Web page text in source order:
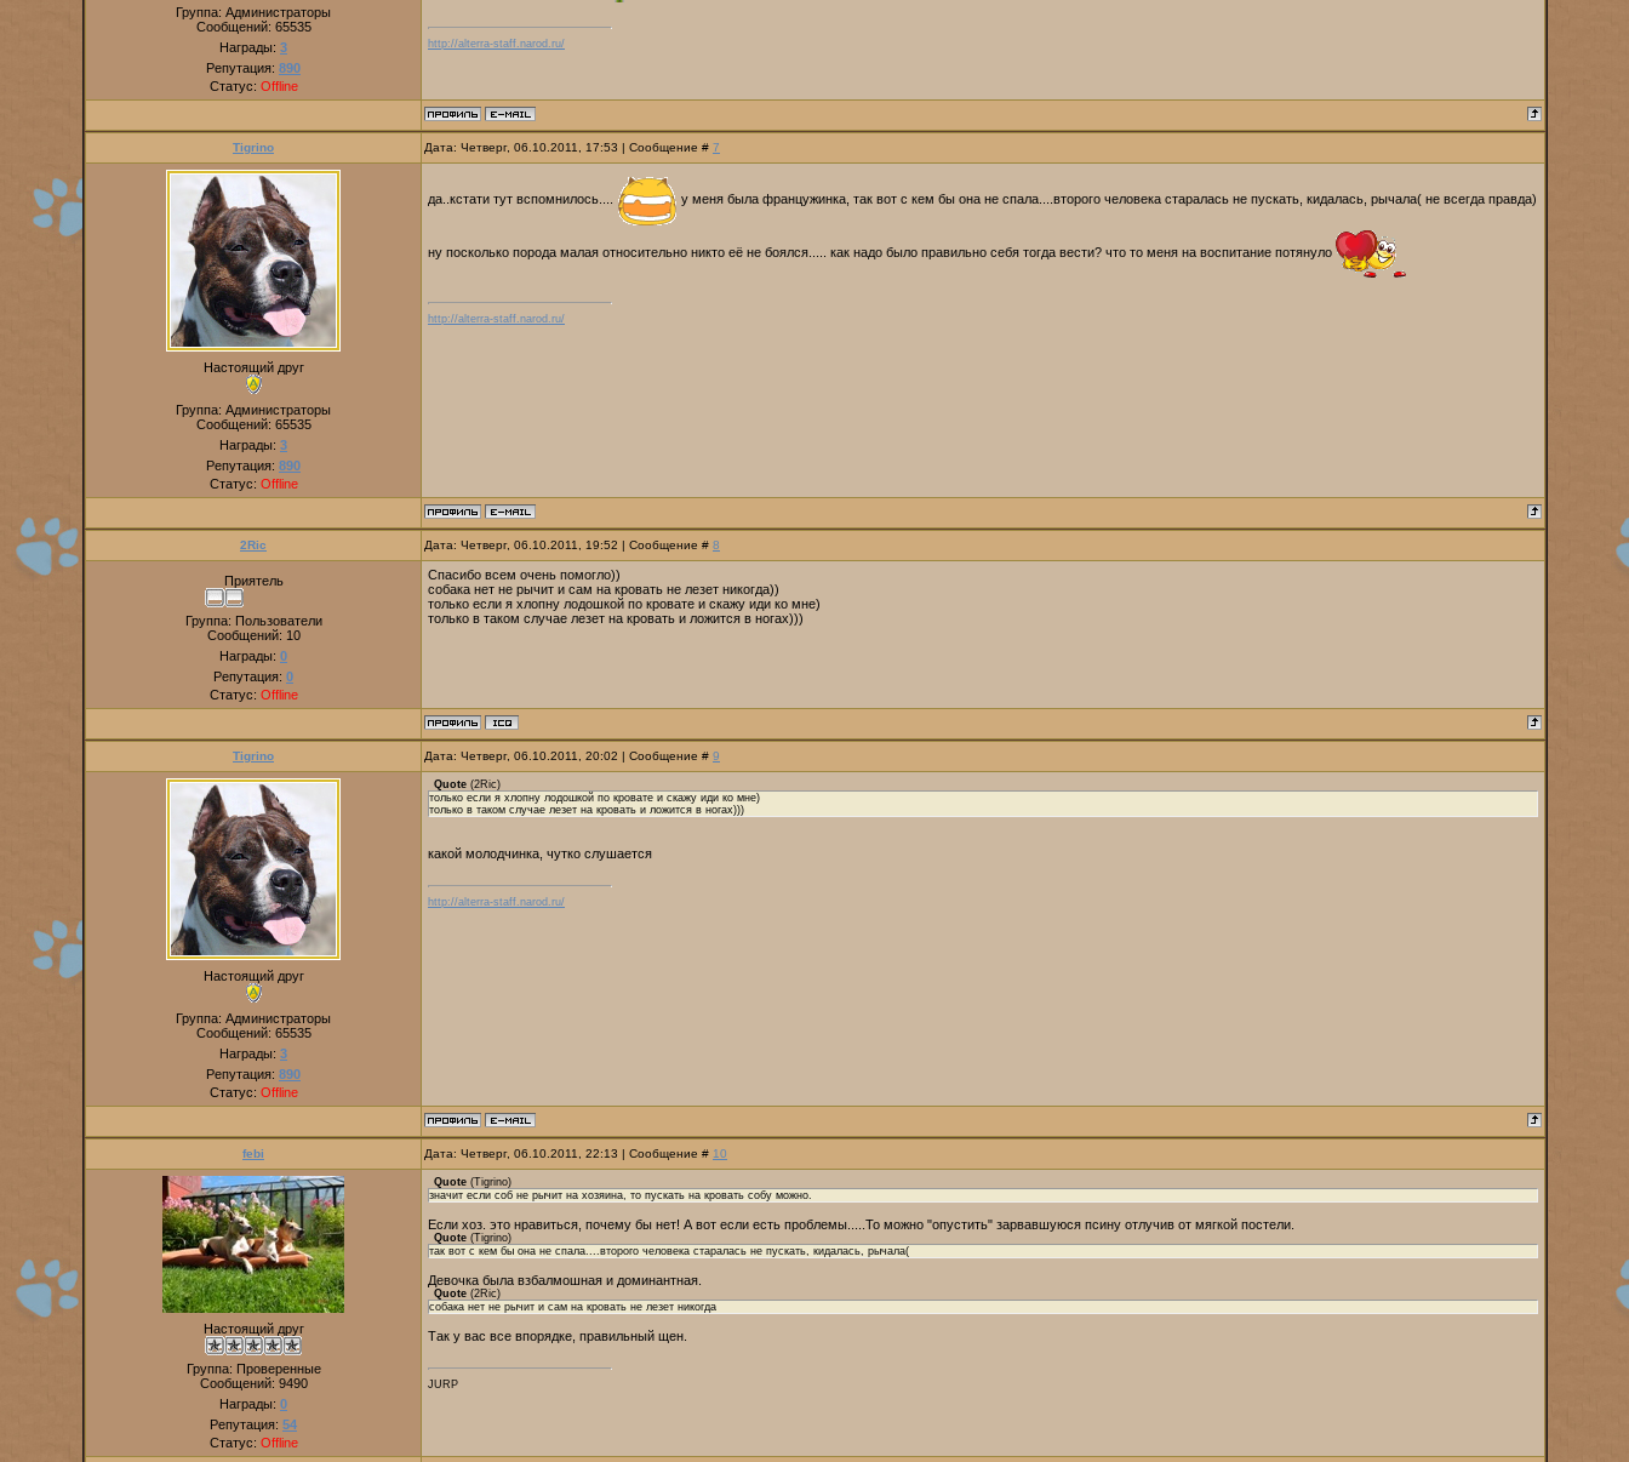
Группа: Администраторы
Сообщений: 65535
Награды: 3
Репутация: 890
Статус: Offline
http://alterra-staff.narod.ru/
Tigrino Дата: Четверг, 06.10.2011, 17:53 | Сообщение # 7
Настоящий друг
Группа: Администраторы
Сообщений: 65535
Награды: 3
Репутация: 890
Статус: Offline
да..кстати тут вспомнилось.... у меня была францужинка, так вот с кем бы она не спала....второго человека старалась не пускать, кидалась, рычала( не всегда правда)
ну посколько порода малая относительно никто её не боялся..... как надо было правильно себя тогда вести? что то меня на воспитание потянуло
http://alterra-staff.narod.ru/
2Ric Дата: Четверг, 06.10.2011, 19:52 | Сообщение # 8
Приятель
Группа: Пользователи
Сообщений: 10
Награды: 0
Репутация: 0
Статус: Offline
Спасибо всем очень помогло))
собака нет не рычит и сам на кровать не лезет никогда))
только если я хлопну лодошкой по кровате и скажу иди ко мне)
только в таком случае лезет на кровать и ложится в ногах)))
Tigrino Дата: Четверг, 06.10.2011, 20:02 | Сообщение # 9
Настоящий друг
Группа: Администраторы
Сообщений: 65535
Награды: 3
Репутация: 890
Статус: Offline
Quote (2Ric)
только если я хлопну лодошкой по кровате и скажу иди ко мне)
только в таком случае лезет на кровать и ложится в ногах)))
какой молодчинка, чутко слушается
http://alterra-staff.narod.ru/
febi Дата: Четверг, 06.10.2011, 22:13 | Сообщение # 10
Настоящий друг
Группа: Проверенные
Сообщений: 9490
Награды: 0
Репутация: 54
Статус: Offline
Quote (Tigrino)
значит если соб не рычит на хозяина, то пускать на кровать собу можно.
Если хоз. это нравиться, почему бы нет! А вот если есть проблемы.....То можно "опустить" зарвавшуюся псину отлучив от мягкой постели.
Quote (Tigrino)
так вот с кем бы она не спала....второго человека старалась не пускать, кидалась, рычала(
Девочка была взбалмошная и доминантная.
Quote (2Ric)
собака нет не рычит и сам на кровать не лезет никогда
Так у вас все впорядке, правильный щен.
JURP